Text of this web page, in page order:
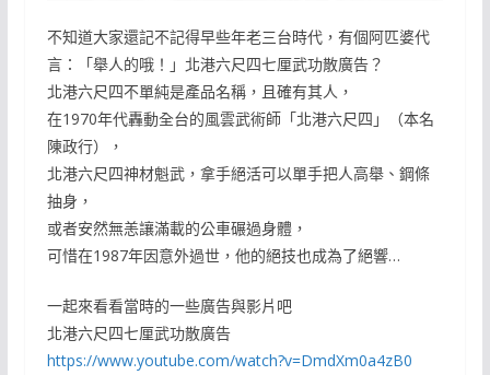
不知道大家還記不記得早些年老三台時代，有個阿匹婆代
言：「舉人的哦！」北港六尺四七厘武功散廣告？
北港六尺四不單純是產品名稱，且確有其人，
在1970年代轟動全台的風雲武術師「北港六尺四」（本名
陳政行），
北港六尺四神材魁武，拿手絕活可以單手把人高舉、鋼條
抽身，
或者安然無恙讓滿載的公車碾過身體，
可惜在1987年因意外過世，他的絕技也成為了絕響…
一起來看看當時的一些廣告與影片吧
北港六尺四七厘武功散廣告
https://www.youtube.com/watch?v=DmdXm0a4zB0